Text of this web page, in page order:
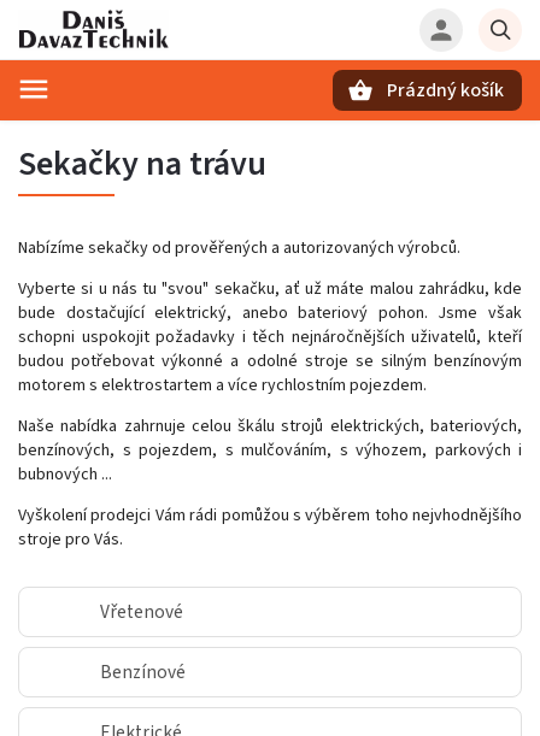
Prázdný košík
Sekačky na trávu
Nabízíme sekačky od prověřených a autorizovaných výrobců.
Vyberte si u nás tu "svou" sekačku, ať už máte malou zahrádku, kde
bude dostačující elektrický, anebo bateriový pohon. Jsme však
schopni uspokojit požadavky i těch nejnáročnějších uživatelů, kteří
budou potřebovat výkonné a odolné stroje se silným benzínovým
motorem s elektrostartem a více rychlostním pojezdem.
Naše nabídka zahrnuje celou škálu strojů elektrických, bateriových,
benzínových, s pojezdem, s mulčováním, s výhozem, parkových i
bubnových ...
Vyškolení prodejci Vám rádi pomůžou s výběrem toho nejvhodnějšího
stroje pro Vás.
Vřetenové
Benzínové